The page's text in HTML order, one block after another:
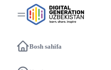
Bosh sahifa